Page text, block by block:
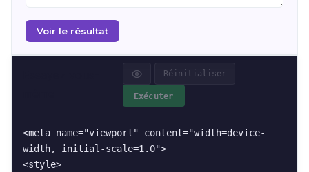
Voir le résultat
Réinitialiser
Exécuter